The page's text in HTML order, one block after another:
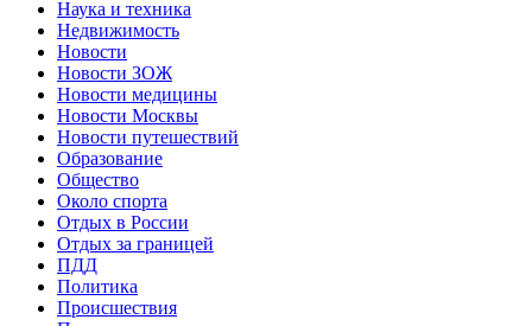
Наука и техника
Недвижимость
Новости
Новости ЗОЖ
Новости медицины
Новости Москвы
Новости путешествий
Образование
Общество
Около спорта
Отдых в России
Отдых за границей
ПДД
Политика
Происшествия